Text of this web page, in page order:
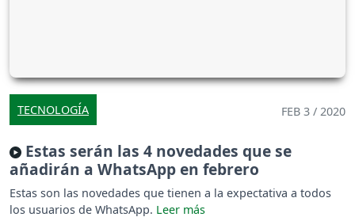
TECNOLOGÍA FEB 3 / 2020
Estas serán las 4 novedades que se
añadirán a WhatsApp en febrero
Estas son las novedades que tienen a la expectativa a todos
los usuarios de WhatsApp.